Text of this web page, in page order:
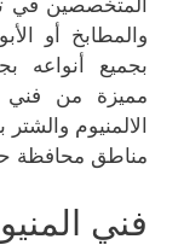
المتخصصين في
والمطابخ أو
بجميع أنواعه
مميزة من فني
الالمنيوم
مناطق محافظة
فني